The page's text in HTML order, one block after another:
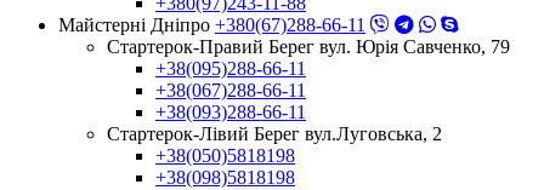
Майстерні Днiпро +380(67)288-66-11
Стартерок-Правий Берег вул. Юрія Савченко, 79
+38(095)288-66-11
+38(067)288-66-11
+38(093)288-66-11
Стартерок-Лівий Берег вул.Луговська, 2
+38(050)5818198
+38(098)5818198